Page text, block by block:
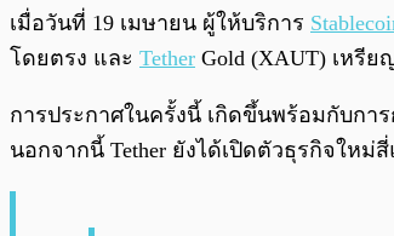
พร้อมเล่น
เมื่อวันที่ 19 เมษายน ผู้ให้บริการ
โดยตรง และ Tether Gold (XAUT) เหรีย
การประกาศในครั้งนี้ เกิดขึ้นพร้อมกับการ
นอกจากนี้ Tether ยังได้เปิดตัวธุรกิจใหม่สี่แ